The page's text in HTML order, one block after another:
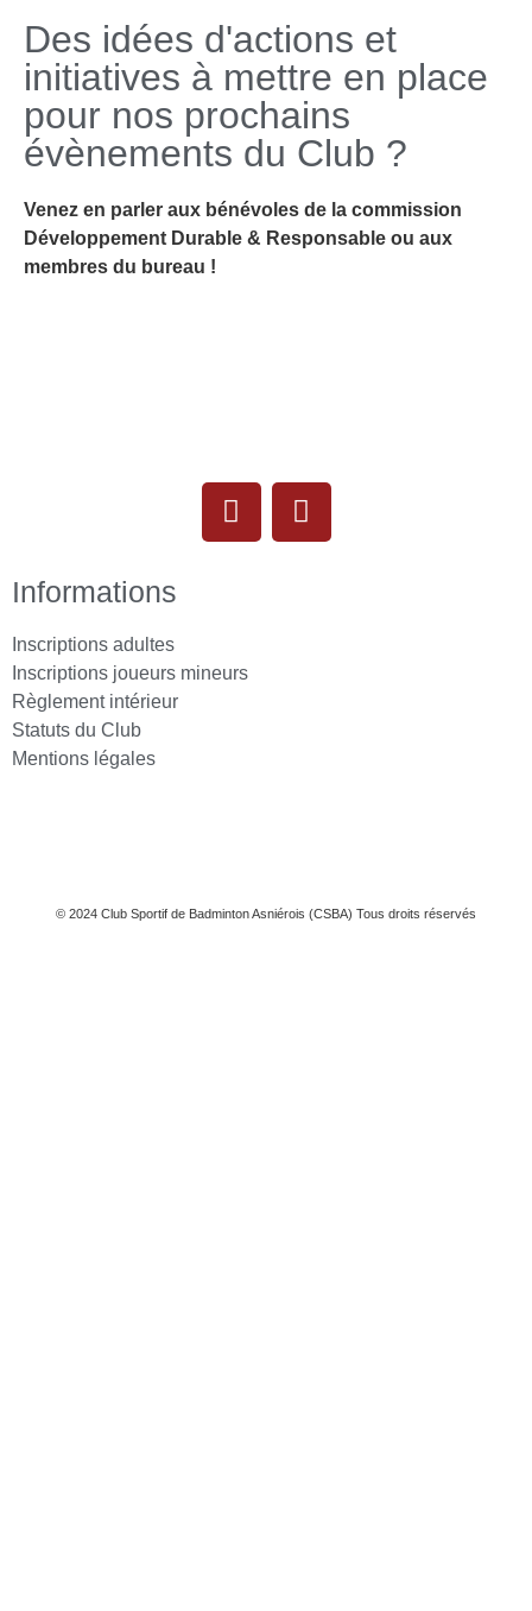
Des idées d'actions et
initiatives à mettre en place
pour nos prochains
évènements du Club ?
Venez en parler aux bénévoles de la commission
Développement Durable & Responsable ou aux
membres du bureau !
Informations
Inscriptions adultes
Inscriptions joueurs mineurs
Règlement intérieur
Statuts du Club
Mentions légales
© 2024 Club Sportif de Badminton Asniérois (CSBA) Tous droits réservés